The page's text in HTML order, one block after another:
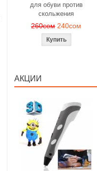
для обуви против
скольжения
260сом 240сом
АКЦИИ